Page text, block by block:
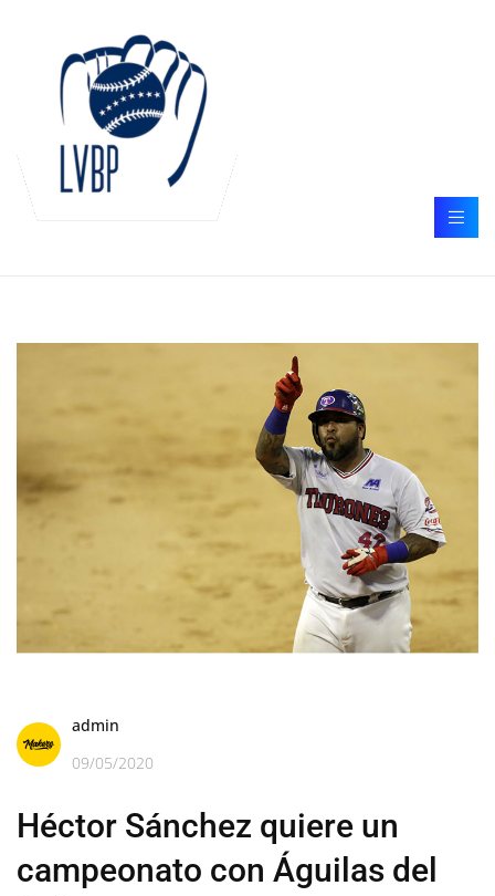
admin
09/05/2020
Héctor Sánchez quiere un
campeonato con Águilas del